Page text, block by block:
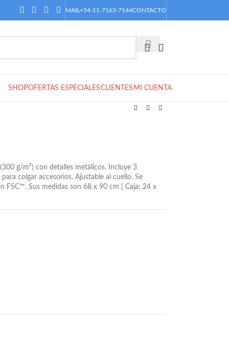
MAIL +54-11-7165-7144CONTACTO
SHOPOFERTAS ESPECIALESCLIENTES MI CUENTA
g/m²) con detalles metálicos. Incluye 3
colgar accesorios. Ajustable al cuello. Se
FSC™. Sus medidas son 68 x 90 cm | Caja: 24 x